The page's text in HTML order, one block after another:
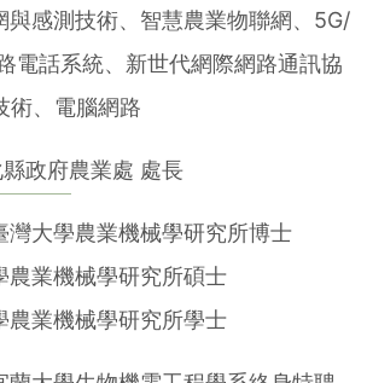
與感測技術、智慧農業物聯網、5G/
電話系統、新世代網際網路通訊協
術、電腦網路
政府農業處 處長
灣大學農業機械學研究所博士
農業機械學研究所碩士
農業機械學研究所學士